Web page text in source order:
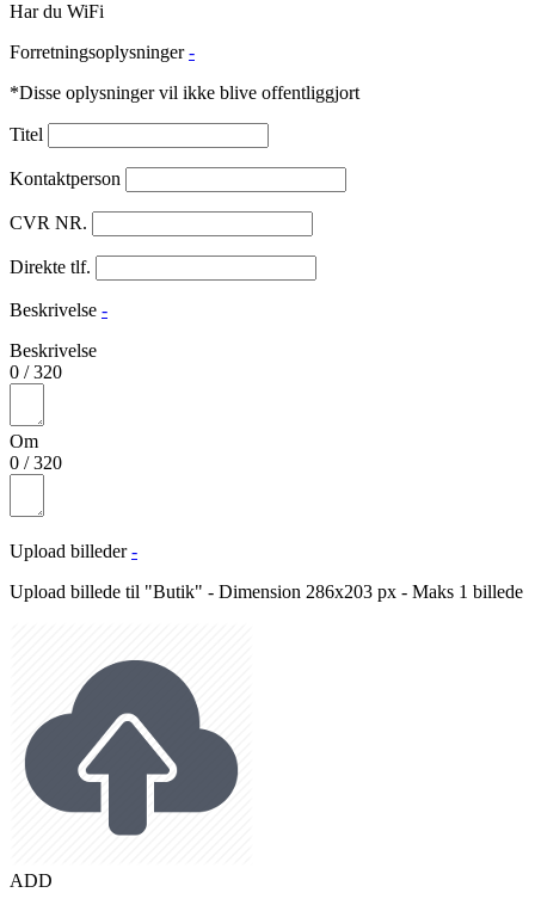
Har du WiFi
Forretningsoplysninger -
*Disse oplysninger vil ikke blive offentliggjort
Titel
Kontaktperson
CVR NR.
Direkte tlf.
Beskrivelse -
Beskrivelse
0 /320
Om
0 /320
Upload billeder -
Upload billede til "Butik" - Dimension 286x203 px - Maks 1 billede
ADD